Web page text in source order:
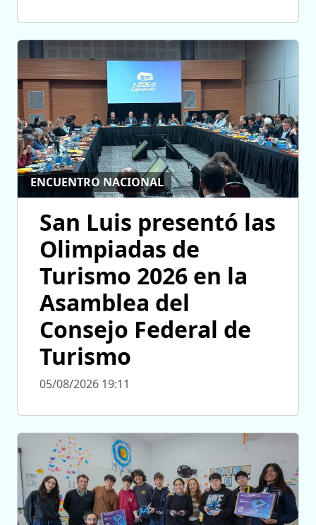
ENCUENTRO NACIONAL
San Luis presentó las
Olimpiadas de
Turismo 2026 en la
Asamblea del
Consejo Federal de
Turismo
05/08/2026 19:11